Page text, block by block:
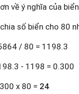
về ý nghĩa của
số biển cho 80
/ 80 = 1198.3
- 1198 = 0.300
x 80 = 24